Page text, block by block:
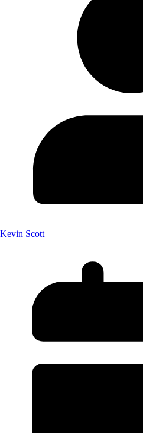
Kevin Scott